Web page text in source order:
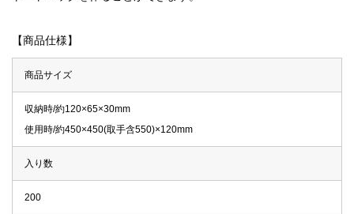
【商品仕様】
商品サイズ
収納時/約120×65×30mm
使用時/約450×450(取手含550)×120mm
入り数
200